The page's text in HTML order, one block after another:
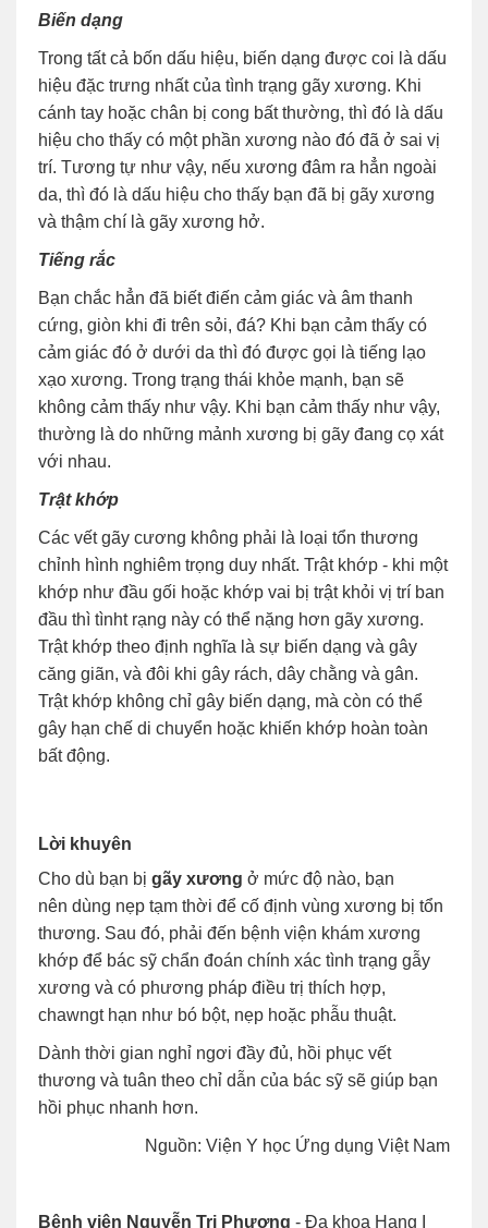
Biến dạng
Trong tất cả bốn dấu hiệu, biến dạng được coi là dấu
hiệu đặc trưng nhất của tình trạng gãy xương. Khi
cánh tay hoặc chân bị cong bất thường, thì đó là dấu
hiệu cho thấy có một phần xương nào đó đã ở sai vị
trí. Tương tự như vậy, nếu xương đâm ra hẳn ngoài
da, thì đó là dấu hiệu cho thấy bạn đã bị gãy xương
và thậm chí là gãy xương hở.
Tiếng rắc
Bạn chắc hẳn đã biết điến cảm giác và âm thanh
cứng, giòn khi đi trên sỏi, đá? Khi bạn cảm thấy có
cảm giác đó ở dưới da thì đó được gọi là tiếng lạo
xạo xương. Trong trạng thái khỏe mạnh, bạn sẽ
không cảm thấy như vậy. Khi bạn cảm thấy như vậy,
thường là do những mảnh xương bị gãy đang cọ xát
với nhau.
Trật khớp
Các vết gãy cương không phải là loại tổn thương
chỉnh hình nghiêm trọng duy nhất. Trật khớp - khi một
khớp như đầu gối hoặc khớp vai bị trật khỏi vị trí ban
đầu thì tìnht rạng này có thể nặng hơn gãy xương.
Trật khớp theo định nghĩa là sự biến dạng và gây
căng giãn, và đôi khi gây rách, dây chằng và gân.
Trật khớp không chỉ gây biến dạng, mà còn có thể
gây hạn chế di chuyển hoặc khiến khớp hoàn toàn
bất động.
Lời khuyên
Cho dù bạn bị gãy xương ở mức độ nào, bạn
nên dùng nẹp tạm thời để cố định vùng xương bị tổn
thương. Sau đó, phải đến bệnh viện khám xương
khớp để bác sỹ chẩn đoán chính xác tình trạng gẫy
xương và có phương pháp điều trị thích hợp,
chawngt hạn như bó bột, nẹp hoặc phẫu thuật.
Dành thời gian nghỉ ngơi đầy đủ, hồi phục vết
thương và tuân theo chỉ dẫn của bác sỹ sẽ giúp bạn
hồi phục nhanh hơn.
Nguồn: Viện Y học Ứng dụng Việt Nam
Bệnh viện Nguyễn Tri Phương - Đa khoa Hạng I